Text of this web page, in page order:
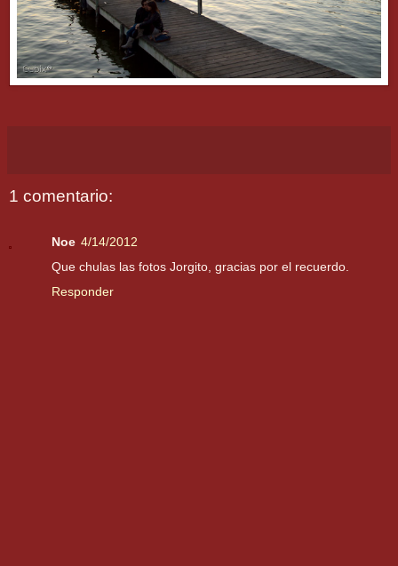
1 comentario:
Noe 4/14/2012
Que chulas las fotos Jorgito, gracias por el recuerdo.
Responder